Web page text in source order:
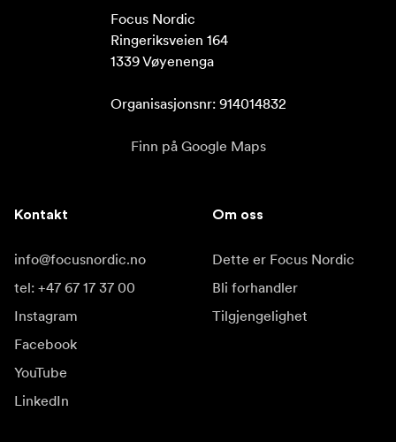
Focus Nordic
Ringeriksveien 164
1339 Vøyenenga
Organisasjonsnr: 914014832
Finn på Google Maps
Kontakt
info@focusnordic.no
tel: +47 67 17 37 00
Instagram
Facebook
YouTube
LinkedIn
Om oss
Dette er Focus Nordic
Bli forhandler
Tilgjengelighet